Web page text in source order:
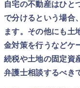
自宅の不動産はひと
で分けるという場合
ます。その他にも土
金対策を行うなどケ
続税や土地の固定資
弁護士相談するべき